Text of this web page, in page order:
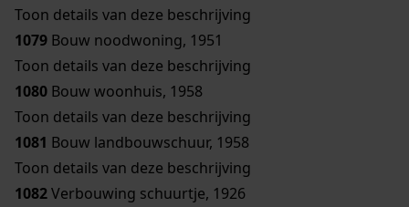
Toon details van deze beschrijving
1079 Bouw noodwoning, 1951
Toon details van deze beschrijving
1080 Bouw woonhuis, 1958
Toon details van deze beschrijving
1081 Bouw landbouwschuur, 1958
Toon details van deze beschrijving
1082Verbouwing schuurtje, 1926